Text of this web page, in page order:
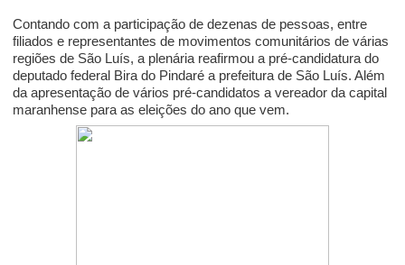
Contando com a participação de dezenas de pessoas, entre
filiados e representantes de movimentos comunitários de várias
regiões de São Luís, a plenária reafirmou a pré-candidatura do
deputado federal Bira do Pindaré a prefeitura de São Luís. Além
da apresentação de vários pré-candidatos a vereador da capital
maranhense para as eleições do ano que vem.